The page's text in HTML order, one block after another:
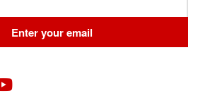
Enter your email